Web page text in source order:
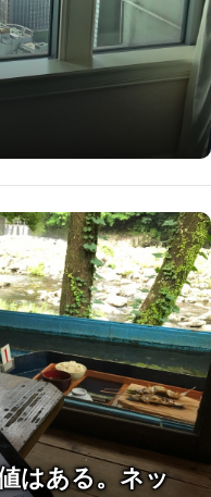
はある。ネッ